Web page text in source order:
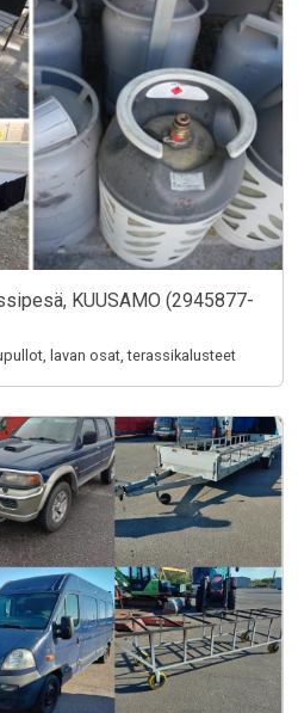
KUUSAMO (2945877-
lavan osat, terassikalusteet